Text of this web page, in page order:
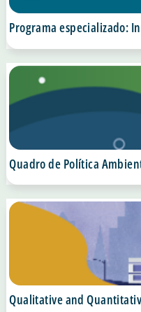
Programa especializado:
Quadro de Política
Qualitative and